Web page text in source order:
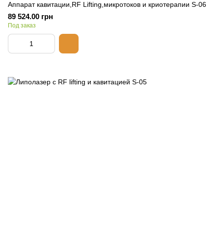
Аппарат кавитации,RF Lifting,микротоков и криотерапии S-06
89 524.00 грн
Под заказ